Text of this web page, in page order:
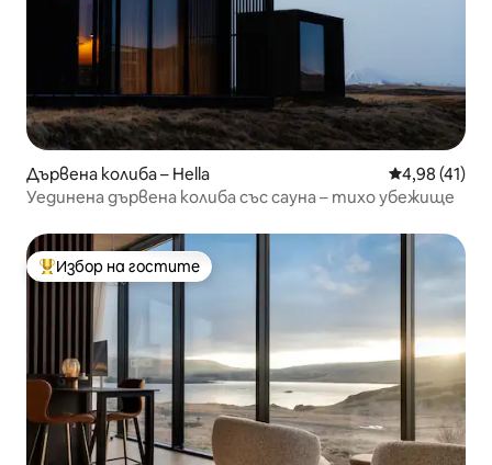
Дървена колиба – Hella Средна
4,98 (41)
Уединена дървена колиба със сауна – тихо убежище
Най-популярен избор на гостите
Избор на гостите